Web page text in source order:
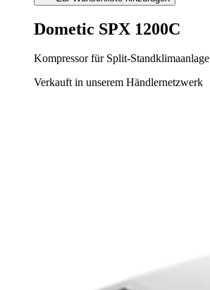
Dometic SPX 1200C
Kompressor für Split-Standklimaanlage
Verkauft in unserem Händlernetzwerk